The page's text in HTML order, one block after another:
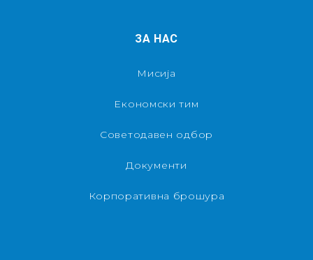
ЗА НАС
Мисија
Економски тим
Советодавен одбор
Документи
Корпоративна брошура